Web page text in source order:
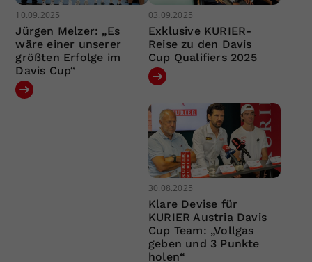
10.09.2025
Jürgen Melzer: „Es
wäre einer unserer
größten Erfolge im
Davis Cup“
03.09.2025
Exklusive KURIER-
Reise zu den Davis
Cup Qualifiers 2025
30.08.2025
Klare Devise für
KURIER Austria Davis
Cup Team: „Vollgas
geben und 3 Punkte
holen“